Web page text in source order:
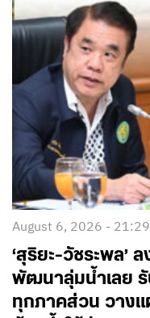
August 6, 2026 - 21:29
‘สุริยะ-วัชระพล’
พัฒนาลุ่มน้ำเลย
ทุกภาคส่วน วาง